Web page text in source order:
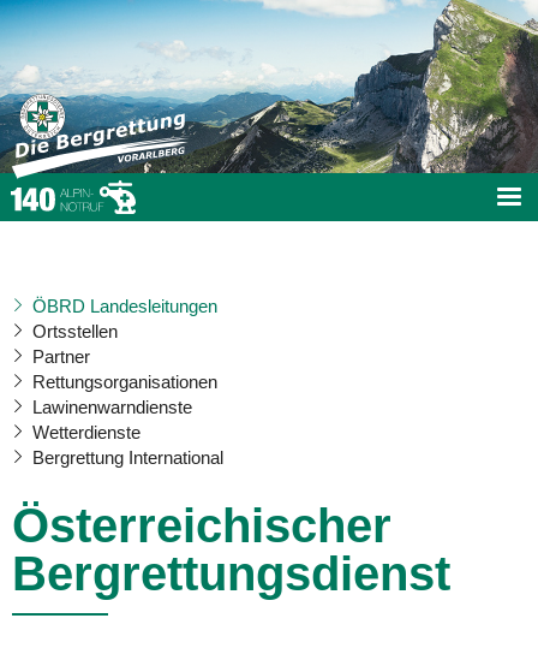
ÖBRD Landesleitungen
Ortsstellen
Partner
Rettungsorganisationen
Lawinenwarndienste
Wetterdienste
Bergrettung International
Österreichischer
Bergrettungsdienst